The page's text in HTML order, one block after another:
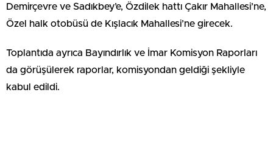
Demirçevre ve Sadıkbey’e, Özdilek hattı Çakır Mahallesi’ne,
Özel halk otobüsü de Kışlacık Mahallesi’ne girecek.
Toplantıda ayrıca Bayındırlık ve İmar Komisyon Raporları
da görüşülerek raporlar, komisyondan geldiği şekliyle
kabul edildi.